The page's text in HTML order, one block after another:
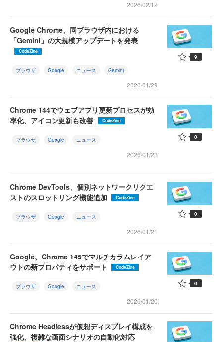
2026/02/12
Google Chrome、同ブラウザ内における
「Gemini」の大規模アップデートを発表
CodeZine
ブラウザ Google ニュース Gemini
2026/01/29
9
Chrome 144でウェブアプリ更新プロセスが効
率化、アイコン更新も改善
CodeZine
ブラウザ Google ニュース
2026/01/23
0
Chrome DevTools、個別ネットワークリクエ
ストのスロットリング機能追加
CodeZine
ブラウザ Google ニュース
2026/01/21
0
Google、Chrome 145でマルチカラムレイア
ウトの新プロパティをサポート
CodeZine
ブラウザ Google ニュース
2026/01/20
0
Chrome Headlessが仮想ディスプレイ構成を
強化、複雑な画面シナリオの自動化対応